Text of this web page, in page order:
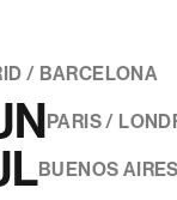
/ BARCELONA
PARIS /
BUENOS AIRES